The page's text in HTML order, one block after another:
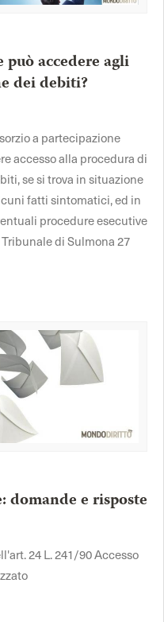
accedere agli
dei debiti?
a partecipazione
accesso alla procedura di
se si trova in situazione
fatti sintomatici, ed in
procedure esecutive
di Sulmona 27
domande e risposte
24 L. 241/90 Accesso